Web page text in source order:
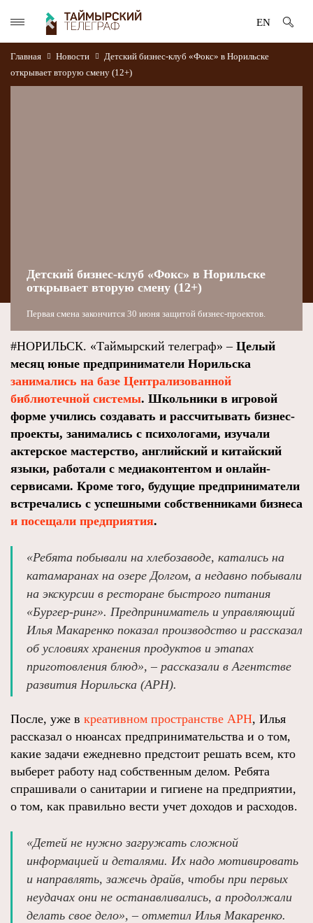
EN
Главная Новости
Детский бизнес-клуб «Фокс» в Норильске
открывает вторую смену (12+)
Детский бизнес-клуб «Фокс» в Норильске
открывает вторую смену (12+)
Первая смена закончится 30 июня защитой бизнес-проектов.
#НОРИЛЬСК. «Таймырский телеграф» – Целый
месяц юные предприниматели Норильска
занимались на базе Централизованной
библиотечной системы. Школьники в игровой
форме учились создавать и рассчитывать бизнес-
проекты, занимались с психологами, изучали
актерское мастерство, английский и китайский
языки, работали с медиаконтентом и онлайн-
сервисами. Кроме того, будущие предприниматели
встречались с успешными собственниками бизнеса
и посещали предприятия.
«Ребята побывали на хлебозаводе, катались на
катамаранах на озере Долгом, а недавно побывали
на экскурсии в ресторане быстрого питания
«Бургер-ринг». Предприниматель и управляющий
Илья Макаренко показал производство и рассказал
об условиях хранения продуктов и этапах
приготовления блюд», – рассказали в Агентстве
развития Норильска (АРН).
После, уже в креативном пространстве АРН, Илья
рассказал о нюансах предпринимательства и о том,
какие задачи ежедневно предстоит решать всем, кто
выберет работу над собственным делом. Ребята
спрашивали о санитарии и гигиене на предприятии,
о том, как правильно вести учет доходов и расходов.
«Детей не нужно загружать сложной
информацией и деталями. Их надо мотивировать
и направлять, зажечь драйв, чтобы при первых
неудачах они не останавливались, а продолжали
делать свое дело», – отметил Илья Макаренко.